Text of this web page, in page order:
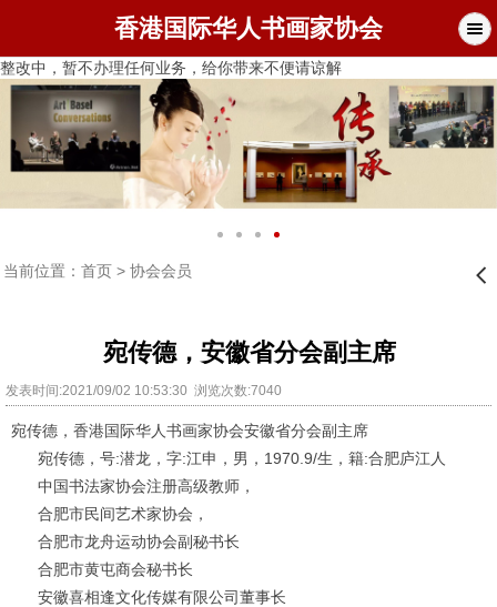
香港国际华人书画家协会
整改中，暂不办理任何业务，给你带来不便请谅解
当前位置： 首页> 协会会员 󰊒
宛传德，安徽省分会副主席
发表时间:2021/09/02 10:53:30 浏览次数:7040
宛传德，香港国际华人书画家协会安徽省分会副主席
宛传德，号:潜龙，字:江申，男， 1970.9/生，籍:合肥庐江人
中国书法家协会注册高级教师，
合肥市民间艺术家协会，
合肥市龙舟运动协会副秘书长
合肥市黄屯商会秘书长
安徽喜相逢文化传媒有限公司董事长